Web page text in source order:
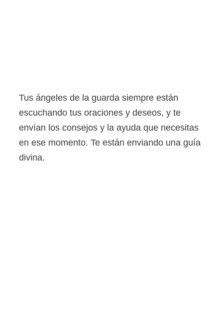
Tus ángeles de la guarda siempre están
escuchando tus oraciones y deseos, y te
envían los consejos y la ayuda que necesitas
en ese momento. Te están enviando una guía
divina.